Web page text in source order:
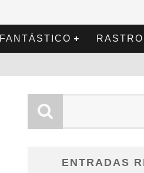
FANTÁSTICO
ENTRADAS